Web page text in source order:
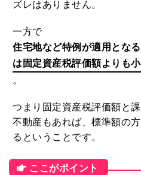
一
また農地や山林など、調整
ズレはありません。
は固定資産税評価額よりも
。
不動産もあれば、標準額の